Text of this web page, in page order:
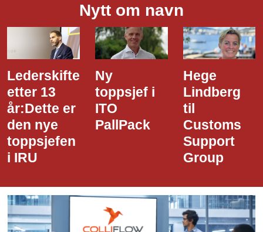
Nytt om navn
Lederskifte
etter 13
år:Dette er
den nye
toppsjefen
i IRU
Ny
toppsjef i
ITO
PallPack
Hege
Lindberg
til
Customs
Support
Group